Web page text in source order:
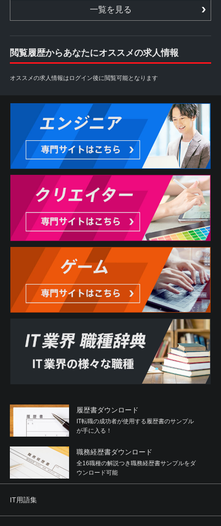
一覧を見る
閲覧履歴からあなたにオススメの求人情報
オススメの求人情報はログイン後に閲覧可能となります
履歴書ダウンロード
IT転職の成功者が使用する履歴書のサンプル
が手に入る！
職務経歴書ダウンロード
全16職種の解説つき職務経歴書サンプルをダ
ウンロード可能
IT用語集